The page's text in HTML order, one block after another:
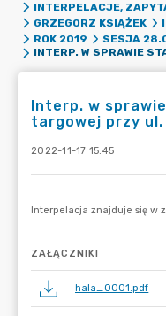
INTERPELACJE,
GRZEGORZ KSIĄŻEK
ROK 2019
SESJA
Interp. w
targowej przy
2022-11-17 15:45
ZAŁĄCZNIKI
hala_0001.pdf